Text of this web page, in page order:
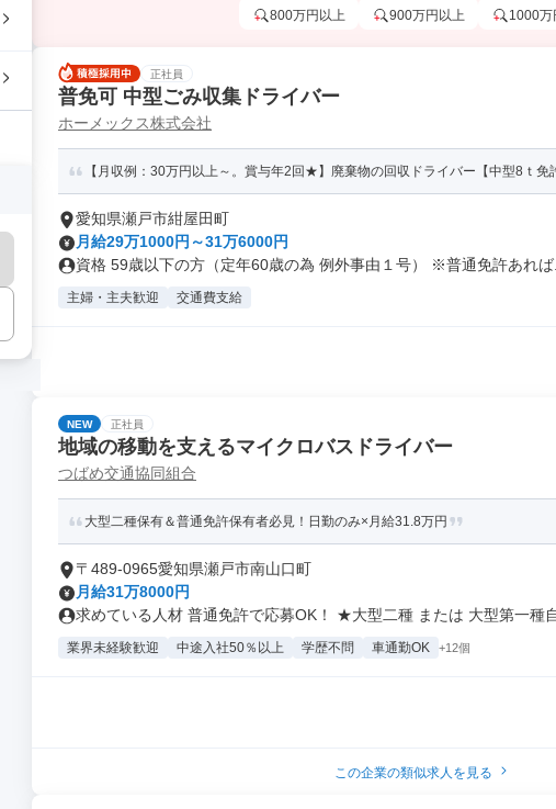
800万円以上 900万円以上 1000万
正社員
普免可 中型ごみ収集ドライバー
ホーメックス株式会社
【月収例：30万円以上～。賞与年2回★】廃棄物の回収ドライバー【中型8ｔ免
愛知県瀬戸市紺屋田町
月給29万1000円～31万6000円
資格 59歳以下の方（定年60歳の為 例外事由１号） ※普通免許あれ
主婦・主夫歓迎 交通費支給
NEW 正社員
地域の移動を支えるマイクロバスドライバー
つばめ交通協同組合
大型二種保有＆普通免許保有者必見！日勤のみ×月給31.8万円
〒489-0965愛知県瀬戸市南山口町
月給31万8000円
求めている人材 普通免許で応募OK！ ★大型二種 または 大型第一種
業界未経験歓迎 中途入社50％以上 学歴不問 車通勤OK +12個
この企業の類似求人を見る